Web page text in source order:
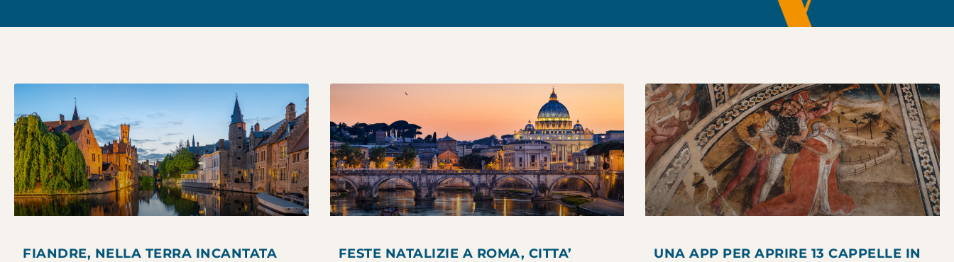
FIANDRE, NELLA TERRA INCANTATA
FESTE NATALIZIE A ROMA, CITTA’
UNA APP PER APRIRE 13 CAPPELLE IN